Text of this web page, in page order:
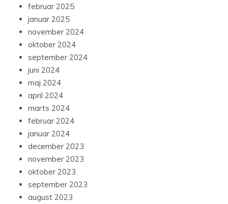
februar 2025
januar 2025
november 2024
oktober 2024
september 2024
juni 2024
maj 2024
april 2024
marts 2024
februar 2024
januar 2024
december 2023
november 2023
oktober 2023
september 2023
august 2023